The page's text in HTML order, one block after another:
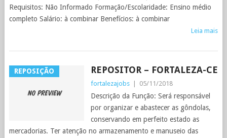
Requisitos: Não Informado Formação/Escolaridade: Ensino médio
completo Salário: à combinar Benefícios: à combinar
Leia mais
REPOSIÇÃO REPOSITOR – FORTALEZA-CE
fortalezajobs 05/11/2018
Descrição da Função: Será responsável
por organizar e abastecer as gôndolas,
conservando em perfeito estado as
mercadorias. Ter atenção no armazenamento e manuseio das